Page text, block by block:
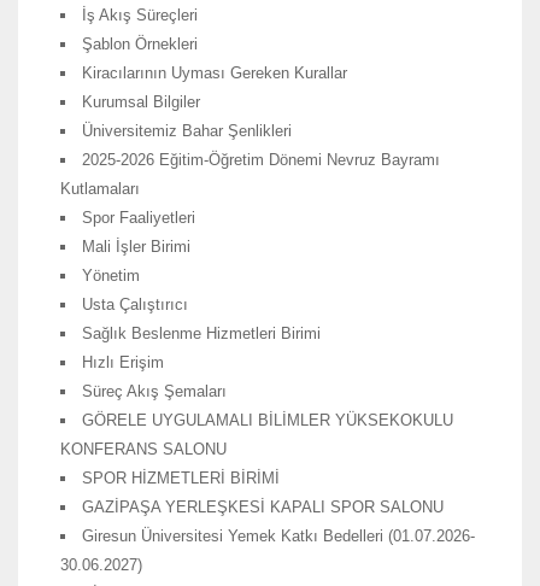
İş Akış Süreçleri
Şablon Örnekleri
Kiracılarının Uyması Gereken Kurallar
Kurumsal Bilgiler
Üniversitemiz Bahar Şenlikleri
2025-2026 Eğitim-Öğretim Dönemi Nevruz Bayramı
Kutlamaları
Spor Faaliyetleri
Mali İşler Birimi
Yönetim
Usta Çalıştırıcı
Sağlık Beslenme Hizmetleri Birimi
Hızlı Erişim
Süreç Akış Şemaları
GÖRELE UYGULAMALI BİLİMLER YÜKSEKOKULU
KONFERANS SALONU
SPOR HİZMETLERİ BİRİMİ
GAZİPAŞA YERLEŞKESİ KAPALI SPOR SALONU
Giresun Üniversitesi Yemek Katkı Bedelleri (01.07.2026-
30.06.2027)